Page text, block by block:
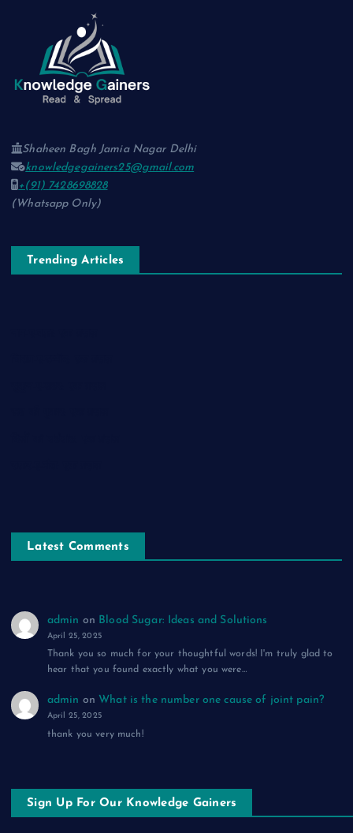
Shaheen Bagh Jamia Nagar Delhi
knowledgegainers25@gmail.com
+(91) 7428698828
(Whatsapp Only)
Trending Articles
Latest Comments
admin on Blood Sugar: Ideas and Solutions
April 25, 2025
Thank you so much for your thoughtful words! I'm truly glad to
hear that you found exactly what you were…
admin on What is the number one cause of joint pain?
April 25, 2025
thank you very much!
Sign Up For Our Knowledge Gainers